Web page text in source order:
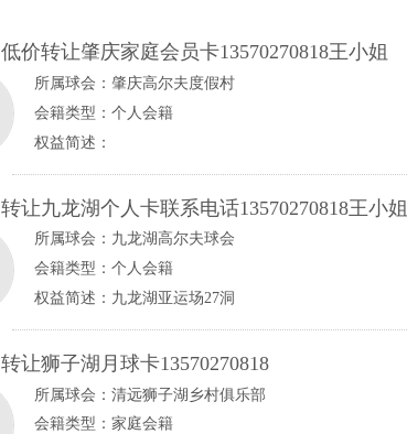
低价转让肇庆家庭会员卡13570270818王小姐
所属球会： 肇庆高尔夫度假村
会籍类型：个人会籍
权益简述：
转让九龙湖个人卡联系电话13570270818王小姐
所属球会： 九龙湖高尔夫球会
会籍类型：个人会籍
权益简述：九龙湖亚运场27洞
转让狮子湖月球卡13570270818
所属球会： 清远狮子湖乡村俱乐部
会籍类型：家庭会籍